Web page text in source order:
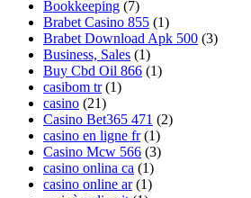
Bookkeeping (7)
Brabet Casino 855 (1)
Brabet Download Apk 500 (3)
Business, Sales (1)
Buy Cbd Oil 866 (1)
casibom tr(1)
casino (21)
Casino Bet365 471 (2)
casino en ligne fr(1)
Casino Mcw 566 (3)
casino onlina ca (1)
casino online ar(1)